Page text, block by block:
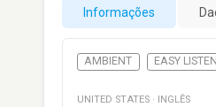
Informações
AMBIENT EASY
UNITED STATES · INGLÊS